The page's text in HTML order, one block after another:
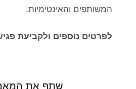
המשותפים והאינטימיות.
לפרטים נוספים ולקביעת פגישה
שתף את